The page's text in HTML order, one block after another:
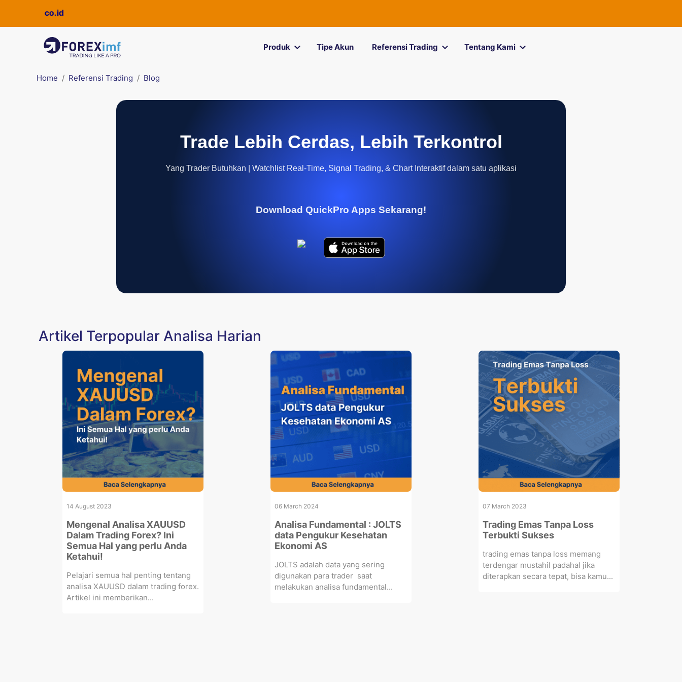
Produk Tipe Akun Referensi Trading Tentang Kami
Home Referensi Trading Blog
Trade Lebih Cerdas, Lebih Terkontrol
Yang Trader Butuhkan | Watchlist Real-Time, Signal Trading, & Chart Interaktif dalam satu aplikasi
Download QuickPro Apps Sekarang!
Artikel Terpopular Analisa Harian
14 August 2023
Mengenal Analisa XAUUSD
Dalam Trading Forex? Ini
Semua Hal yang perlu Anda
Ketahui!
Pelajari semua hal penting tentang
analisa XAUUSD dalam trading forex.
Artikel ini memberikan...
06 March 2024
Analisa Fundamental : JOLTS
data Pengukur Kesehatan
Ekonomi AS
JOLTS adalah data yang sering
digunakan para trader saat
melakukan analisa fundamental...
07 March 2023
Trading Emas Tanpa Loss
Terbukti Sukses
trading emas tanpa loss memang
terdengar mustahil padahal jika
diterapkan secara tepat, bisa kamu...